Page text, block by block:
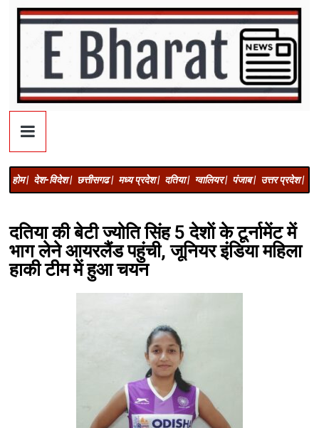
होम | देश-विदेश | छत्तीसगढ | मध्य प्रदेश | दतिया | ग्वालियर | पंजाब | उत्तर प्रदेश |
दतिया की बेटी ज्योति सिंह 5 देशाें के टूर्नामेंट में
भाग लेने आयरलैंड पहुंची, जूनियर इंडिया महिला
हाकी टीम में हुआ चयन